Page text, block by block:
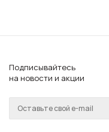
Подписывайтесь
на новости и акции